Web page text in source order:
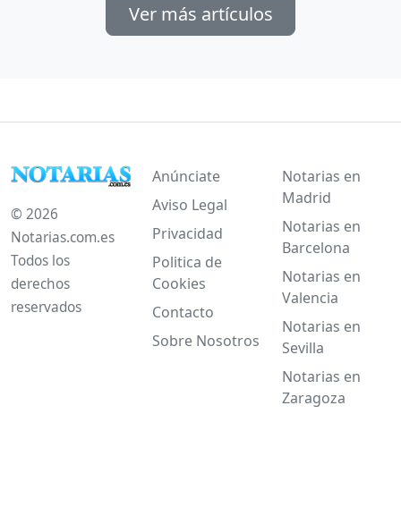
Ver más artículos
© 2026
Notarias.com.es
Todos los
derechos
reservados
Anúnciate
Aviso Legal
Privacidad
Politica de
Cookies
Contacto
Sobre Nosotros
Notarias en
Madrid
Notarias en
Barcelona
Notarias en
Valencia
Notarias en
Sevilla
Notarias en
Zaragoza